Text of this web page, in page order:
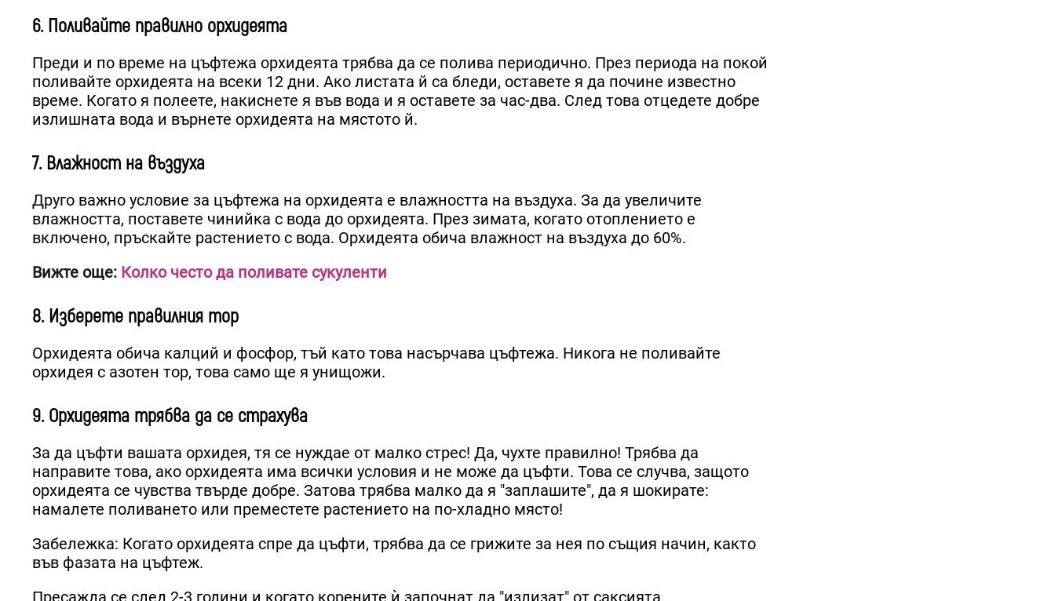
6. Поливайте правилно орхидеята
Преди и по време на цъфтежа орхидеята трябва да се полива периодично. През периода на покой
поливайте орхидеята на всеки 12 дни. Ако листата й са бледи, оставете я да почине известно
време. Когато я полеете, накиснете я във вода и я оставете за час-два. След това отцедете добре
излишната вода и върнете орхидеята на мястото й.
7. Влажност на въздуха
Друго важно условие за цъфтежа на орхидеята е влажността на въздуха. За да увеличите
влажността, поставете чинийка с вода до орхидеята. През зимата, когато отоплението е
включено, пръскайте растението с вода. Орхидеята обича влажност на въздуха до 60%.
Вижте още: Колко често да поливате сукуленти
8. Изберете правилния тор
Орхидеята обича калций и фосфор, тъй като това насърчава цъфтежа. Никога не поливайте
орхидея с азотен тор, това само ще я унищожи.
9. Орхидеята трябва да се страхува
За да цъфти вашата орхидея, тя се нуждае от малко стрес! Да, чухте правилно! Трябва да
направите това, ако орхидеята има всички условия и не може да цъфти. Това се случва, защото
орхидеята се чувства твърде добре. Затова трябва малко да я "заплашите", да я шокирате:
намалете поливането или преместете растението на по-хладно място!
Забележка: Когато орхидеята спре да цъфти, трябва да се грижите за нея по същия начин, както
във фазата на цъфтеж.